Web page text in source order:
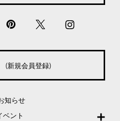
(新規会員登録)
知らせ
ベント